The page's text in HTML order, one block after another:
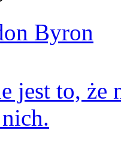
Byron
jest to, że